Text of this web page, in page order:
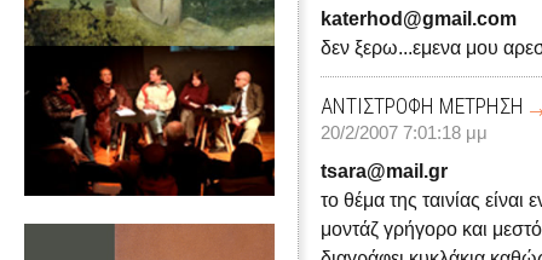
katerhod@gmail.com
δεν ξερω...εμενα μου
ΑΝΤΙΣΤΡΟΦΗ ΜΕΤΡΗΣΗ
20/2/2007 7:01:18 μμ
tsara@mail.gr
το θέμα της ταινίας είναι
μοντάζ γρήγορο και